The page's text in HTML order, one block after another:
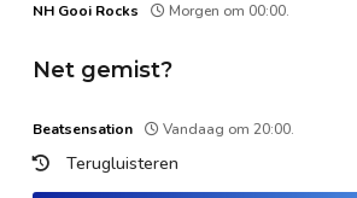
NH Gooi Rocks Morgen om 00:00.
Net gemist?
Beatsensation Vandaag om 20:00.
Terugluisteren